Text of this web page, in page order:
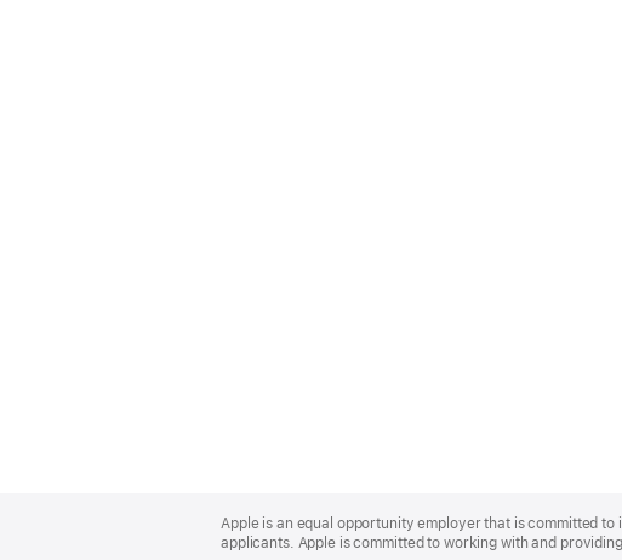
Footer
Apple is an equal opportunity employer that is committed
applicants. Apple is committed to working with and